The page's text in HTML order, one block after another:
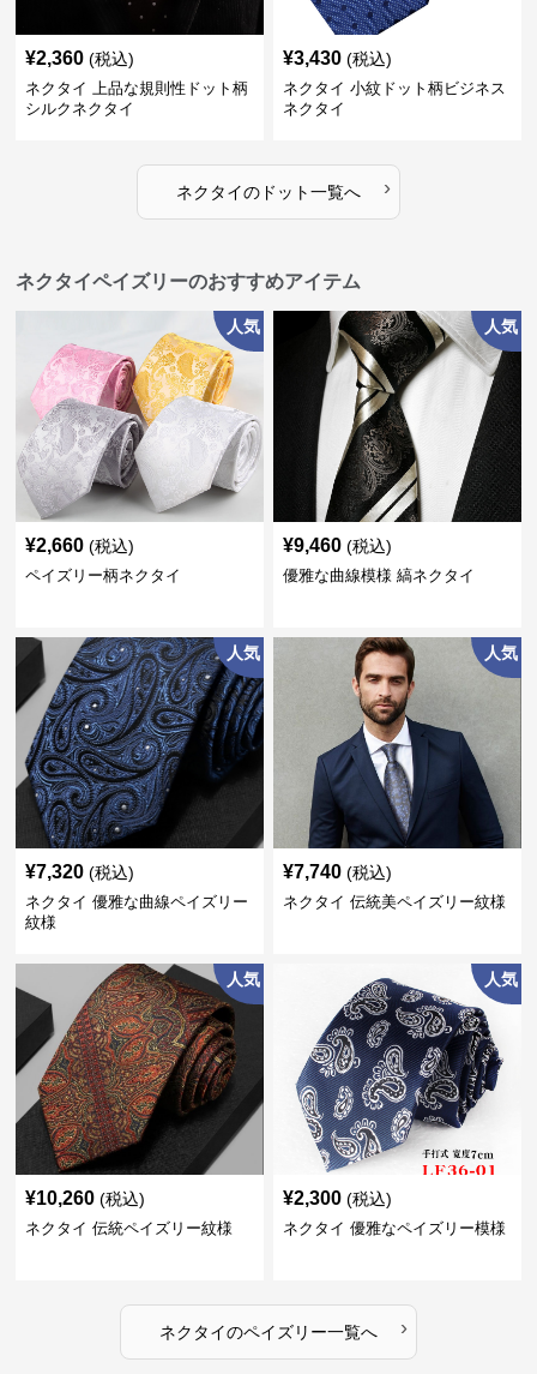
¥2,360 (税込)
ネクタイ 上品な規則性ドット柄
シルクネクタイ
¥3,430 (税込)
ネクタイ 小紋ドット柄ビジネス
ネクタイ
ネクタイのドット一覧へ ›
ネクタイペイズリーのおすすめアイテム
人気
¥2,660 (税込)
ペイズリー柄ネクタイ
人気
¥9,460 (税込)
優雅な曲線模様 縞ネクタイ
人気
¥7,320 (税込)
ネクタイ 優雅な曲線ペイズリー
紋様
人気
¥7,740 (税込)
ネクタイ 伝統美ペイズリー紋様
人気
¥10,260 (税込)
ネクタイ 伝統ペイズリー紋様
人気
¥2,300 (税込)
ネクタイ 優雅なペイズリー模様
ネクタイのペイズリー一覧へ ›